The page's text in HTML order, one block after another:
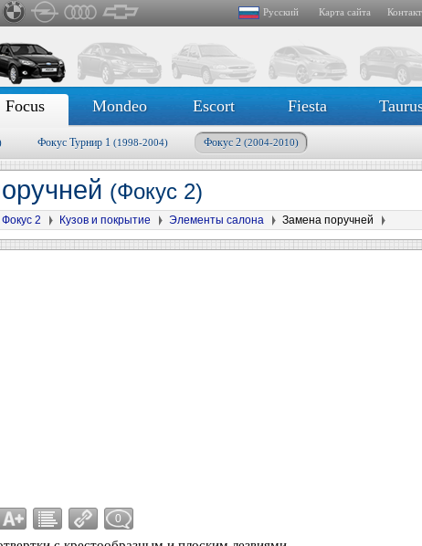
Русский Карта сайта
Focus Mondeo Escort Fiesta
Фокус Турнир 1 (1998-2004) Фокус 2 (2004-2010)
(Фокус 2)
Фокус 2 Кузов и покрытие Элементы салона Замена поручней
0